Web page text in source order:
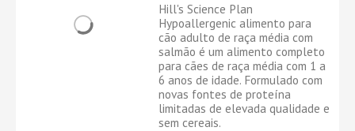
Hill's Science Plan
Hypoallergenic alimento para
cão adulto de raça média com
salmão é um alimento completo
para cães de raça média com 1 a
6 anos de idade. Formulado com
novas fontes de proteína
limitadas de elevada qualidade e
sem cereais.